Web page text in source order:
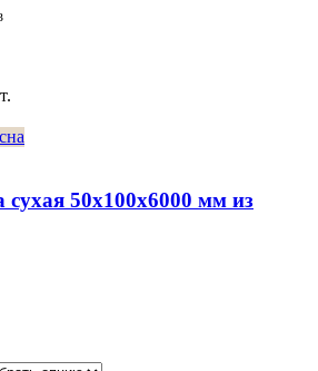
сухая 50x100x6000 мм из